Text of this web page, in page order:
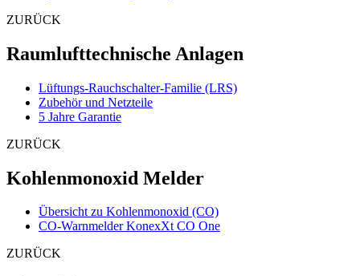
ZURÜCK
Raumlufttechnische Anlagen
Lüftungs-Rauchschalter-Familie (LRS)
Zubehör und Netzteile
5 Jahre Garantie
ZURÜCK
Kohlenmonoxid Melder
Übersicht zu Kohlenmonoxid (CO)
CO-Warnmelder KonexXt CO One
ZURÜCK